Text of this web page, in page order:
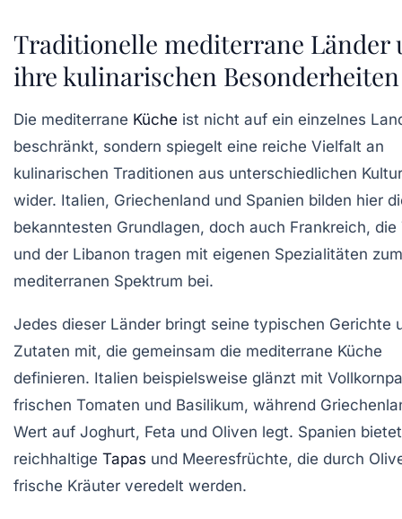
Traditionelle mediterrane Länder
ihre kulinarischen Besonderheiten
Die mediterrane Küche ist nicht auf ein einzelnes
beschränkt, sondern spiegelt eine reiche Vielfalt an
kulinarischen Traditionen aus unterschiedlichen
wider. Italien, Griechenland und Spanien bilden hier
bekanntesten Grundlagen, doch auch Frankreich, die
und der Libanon tragen mit eigenen Spezialitäten zum
mediterranen Spektrum bei.
Jedes dieser Länder bringt seine typischen Gerichte
Zutaten mit, die gemeinsam die mediterrane Küche
definieren. Italien beispielsweise glänzt mit
frischen Tomaten und Basilikum, während
Wert auf Joghurt, Feta und Oliven legt. Spanien bietet
reichhaltige Tapas und Meeresfrüchte, die durch
frische Kräuter veredelt werden.